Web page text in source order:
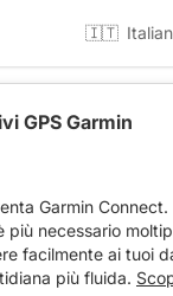
🇮🇹
GPS Garmin
Garmin
più necessario
facilmente ai tuoi
più fluida.